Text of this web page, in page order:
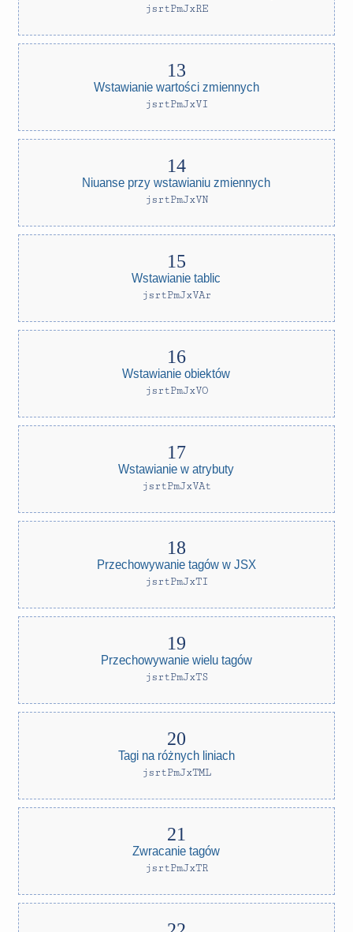
jsrtPmJxRE
Wstawianie wartości zmiennych
jsrtPmJxVI
Niuanse przy wstawianiu zmiennych
jsrtPmJxVN
Wstawianie tablic
jsrtPmJxVAr
Wstawianie obiektów
jsrtPmJxVO
Wstawianie w atrybuty
jsrtPmJxVAt
Przechowywanie tagów w JSX
jsrtPmJxTI
Przechowywanie wielu tagów
jsrtPmJxTS
Tagi na różnych liniach
jsrtPmJxTML
Zwracanie tagów
jsrtPmJxTR